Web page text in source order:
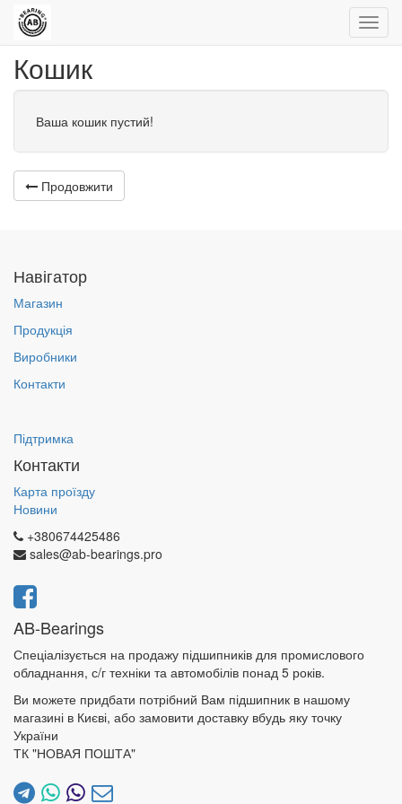
Кошик
Ваша кошик пустий!
Продовжити
Навігатор
Магазин
Продукція
Виробники
Контакти
Підтримка
Контакти
Карта проїзду
Новини
+380674425486
sales@ab-bearings.pro
AB-Bearings
Спеціалізується на продажу підшипників для промислового
обладнання, с/г техніки та автомобілів понад 5 років.
Ви можете придбати потрібний Вам підшипник в нашому
магазині в Києві, або замовити доставку вбудь яку точку
України
ТК "НОВАЯ ПОШТА"